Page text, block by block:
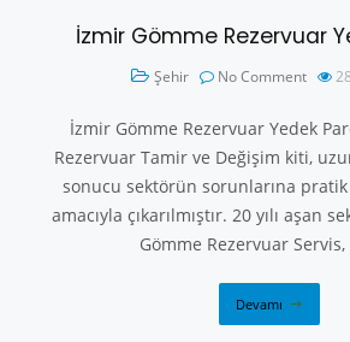
İzmir Gömme Rezervuar
Şehir No Comment
İzmir Gömme Rezervuar Yedek
Rezervuar Tamir ve Değişim kiti,
sonucu sektörün sorunlarına
amacıyla çıkarılmıştır. 20 yılı aşan
Gömme Rezervuar
Devamı